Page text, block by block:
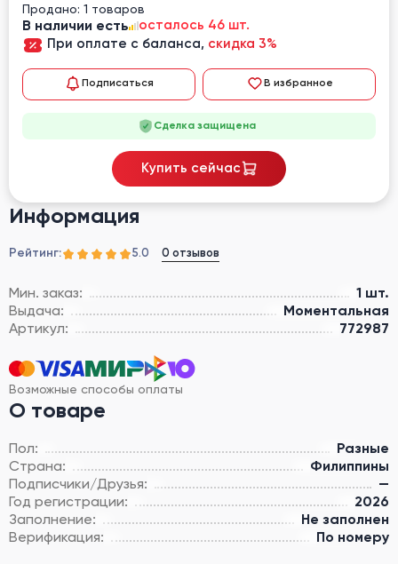
Информация
Рейтинг: 5.0 0 отзывов
Мин. заказ:
1 шт.
Выдача:
Моментальная
Артикул:
772987
Возможные способы оплаты
О товаре
Пол:
Разные
Страна:
Филиппины
Подписчики/Друзья:
—
Год регистрации:
2026
Заполнение:
Не заполнен
Верификация:
По номеру
Продано: 1 товаров
В наличии есть
осталось 46 шт.
При оплате с баланса, скидка 3%
Подписаться В избранное
Сделка защищена
Купить сейчас